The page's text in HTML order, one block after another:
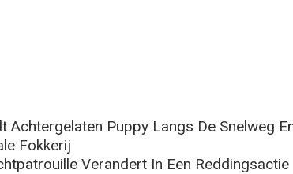
Achtergelaten Puppy Langs De Snelweg
Fokkerij
Verandert In Een Reddingsactie